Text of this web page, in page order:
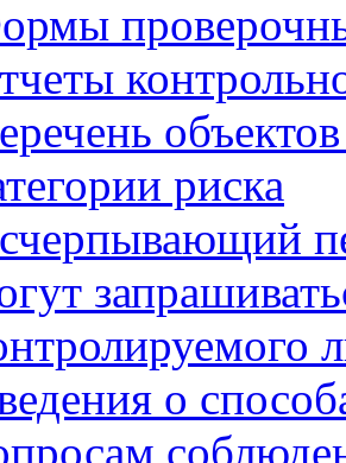
риска
о